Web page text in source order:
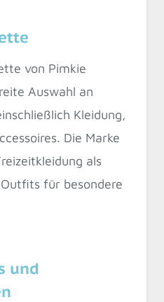
von Pimkie
Auswahl an
Kleidung,
Die Marke
als
für besondere
und